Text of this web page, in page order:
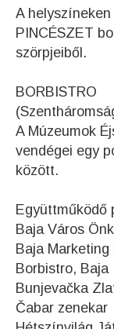
A helyszíneken
PINCÉSZET
szörpjeiből.
BORBISTRO
A Múzeumok
vendégei egy
között.
Együttműködő
Baja Város
Baja Marketing
Borbistro, Baja
Bunjevačka
Čabar zenekar